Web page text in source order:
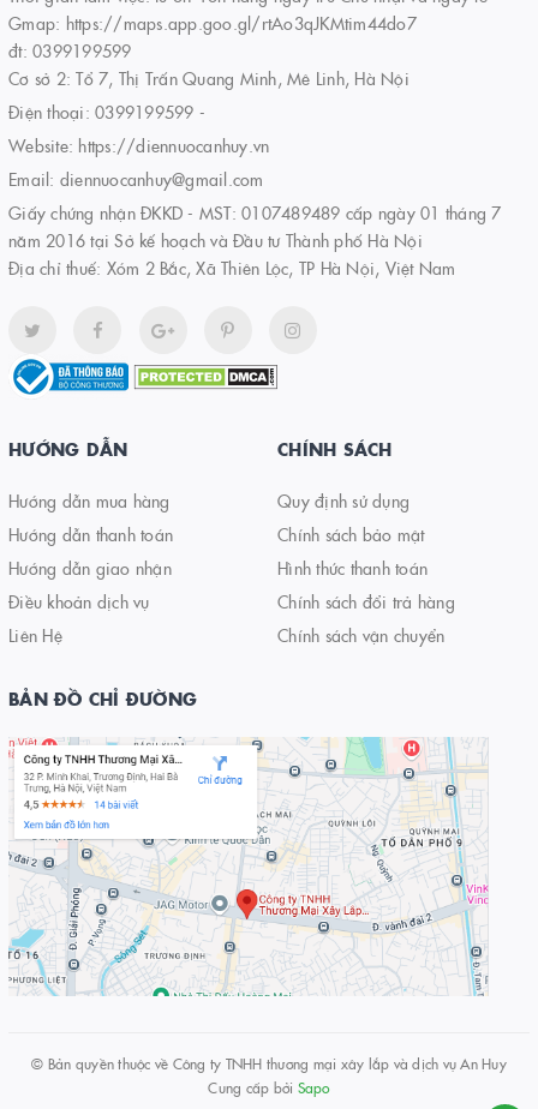
Gmap: https://maps.app.goo.gl/rtAo3qJKMtim44do7
đt: 0399199599
Cơ sở 2: Tổ 7, Thị Trấn Quang Minh, Mê Linh, Hà Nội
Điện thoại: 0399199599 -
Website: https://diennuocanhuy.vn
Email: diennuocanhuy@gmail.com
Giấy chứng nhận ĐKKD - MST: 0107489489 cấp ngày 01 tháng 7
năm 2016 tại Sở kế hoạch và Đầu tư Thành phố Hà Nội
Địa chỉ thuế: Xóm 2 Bắc, Xã Thiên Lộc, TP Hà Nội, Việt Nam
HƯỚNG DẪN
Hướng dẫn mua hàng
Hướng dẫn thanh toán
Hướng dẫn giao nhận
Điều khoản dịch vụ
Liên Hệ
CHÍNH SÁCH
Quy định sử dụng
Chính sách bảo mật
Hình thức thanh toán
Chính sách đổi trả hàng
Chính sách vận chuyển
BẢN ĐỒ CHỈ ĐƯỜNG
© Bản quyền thuộc về Công ty TNHH thương mại xây lắp và dịch vụ An Huy
Cung cấp bởi Sapo